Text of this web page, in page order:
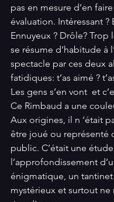
pas en mesure d’en
évaluation. Intéressant ?
Ennuyeux ? Drôle? Trop
se résume d’habitude à
spectacle par ces deux
fatidiques: t’as aimé ?
Les gens s’en vont  et
Ce Rimbaud a une
Aux origines, il n ‘était
être joué ou représenté
public. C’était une
l’approfondissement
énigmatique, un
mystérieux et surtout ne